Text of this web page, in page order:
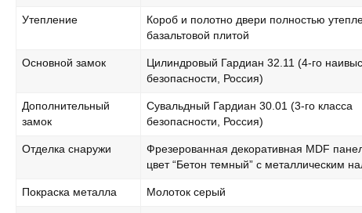
Утепление
Короб и полотно двери полностью
базальтовой плитой
Основной замок
Цилиндровый Гардиан 32.11 (4-го
безопасности, Россия)
Дополнительный
замок
Сувальдный Гардиан 30.01 (3-го класса
безопасности, Россия)
Отделка снаружи
Фрезерованная декоративная MDF
цвет “Бетон темный” с металлическим
Покраска металла Молоток серый